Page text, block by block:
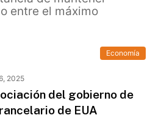
entre el máximo
Economía
2025
del gobierno de
de EUA